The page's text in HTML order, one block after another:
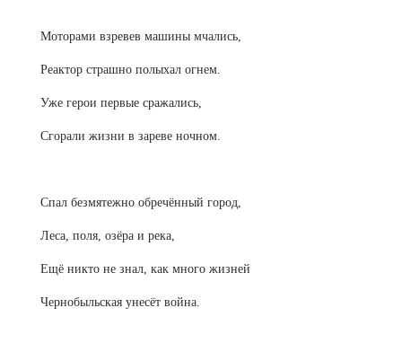
Моторами взревев машины мчались,
Реактор страшно полыхал огнем.
Уже герои первые сражались,
Сгорали жизни в зареве ночном.
Спал безмятежно обречённый город,
Леса, поля, озёра и река,
Ещё никто не знал, как много жизней
Чернобыльская унесёт война.